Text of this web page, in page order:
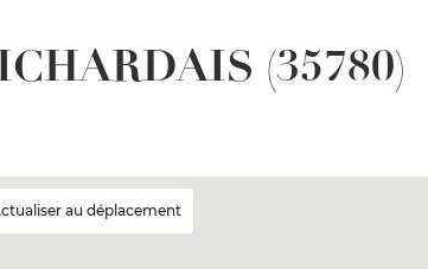
(35780)
au déplacement